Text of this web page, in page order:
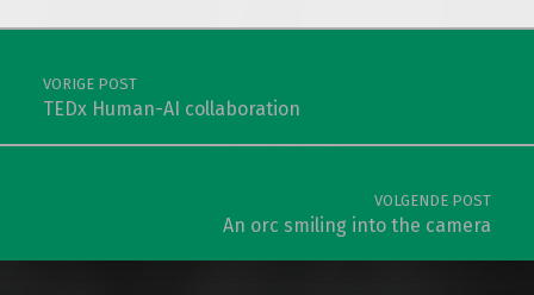
Berichtnavigatie
VORIGE POST
TEDx Human-AI collaboration
VOLGENDE POST
An orc smiling into the camera